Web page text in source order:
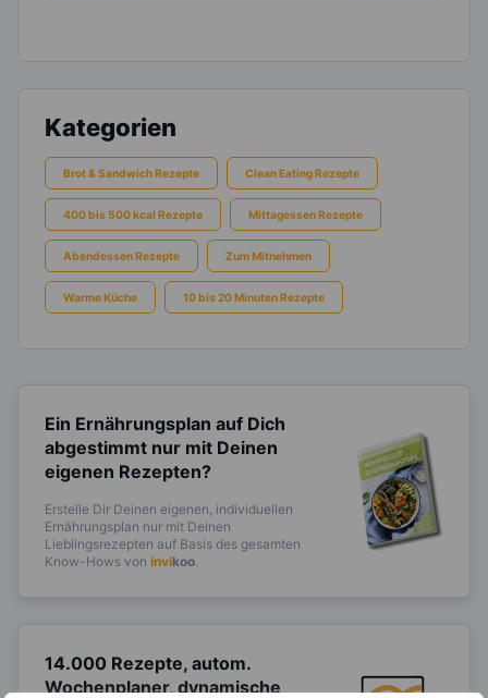
Kategorien
Brot & Sandwich Rezepte Clean Eating Rezepte
400 bis 500 kcal Rezepte Mittagessen Rezepte
Abendessen Rezepte Zum Mitnehmen
Warme Küche 10 bis 20 Minuten Rezepte
Ein Ernährungsplan auf Dich
abgestimmt nur mit Deinen
eigenen Rezepten?
Erstelle Dir Deinen eigenen, individuellen
Ernährungsplan nur mit Deinen
Lieblingsrezepten auf Basis des gesamten
Know-Hows von invikoo.
14.000 Rezepte, autom.
Wochenplaner,dynamische